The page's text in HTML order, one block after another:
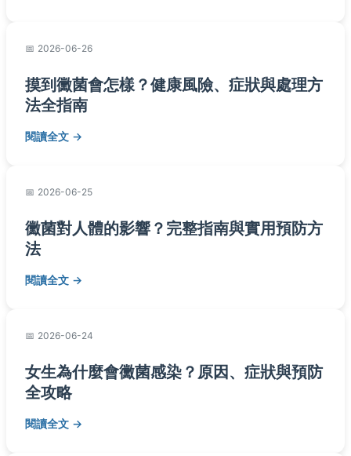
2026-06-26
摸到黴菌會怎樣？健康風險、症狀與處理方
法全指南
閱讀全文
2026-06-25
黴菌對人體的影響？完整指南與實用預防方
法
閱讀全文
2026-06-24
女生為什麼會黴菌感染？原因、症狀與預防
全攻略
閱讀全文